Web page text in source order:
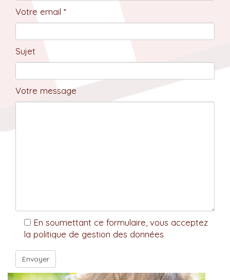
Votre email *
Sujet
Votre message
En soumettant ce formulaire, vous acceptez
la politique de gestion des données